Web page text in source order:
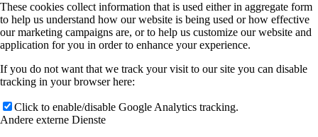
These cookies collect information that is used either in aggregate form
to help us understand how our website is being used or how effective
our marketing campaigns are, or to help us customize our website and
application for you in order to enhance your experience.
If you do not want that we track your visit to our site you can disable
tracking in your browser here:
Click to enable/disable Google Analytics tracking.
Andere externe Dienste